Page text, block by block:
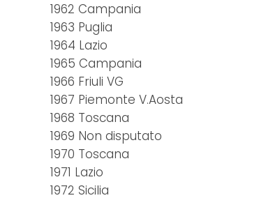
1962 Campania
1963 Puglia
1964 Lazio
1965 Campania
1966 Friuli VG
1967 Piemonte V.Aosta
1968 Toscana
1969 Non disputato
1970 Toscana
1971 Lazio
1972 Sicilia